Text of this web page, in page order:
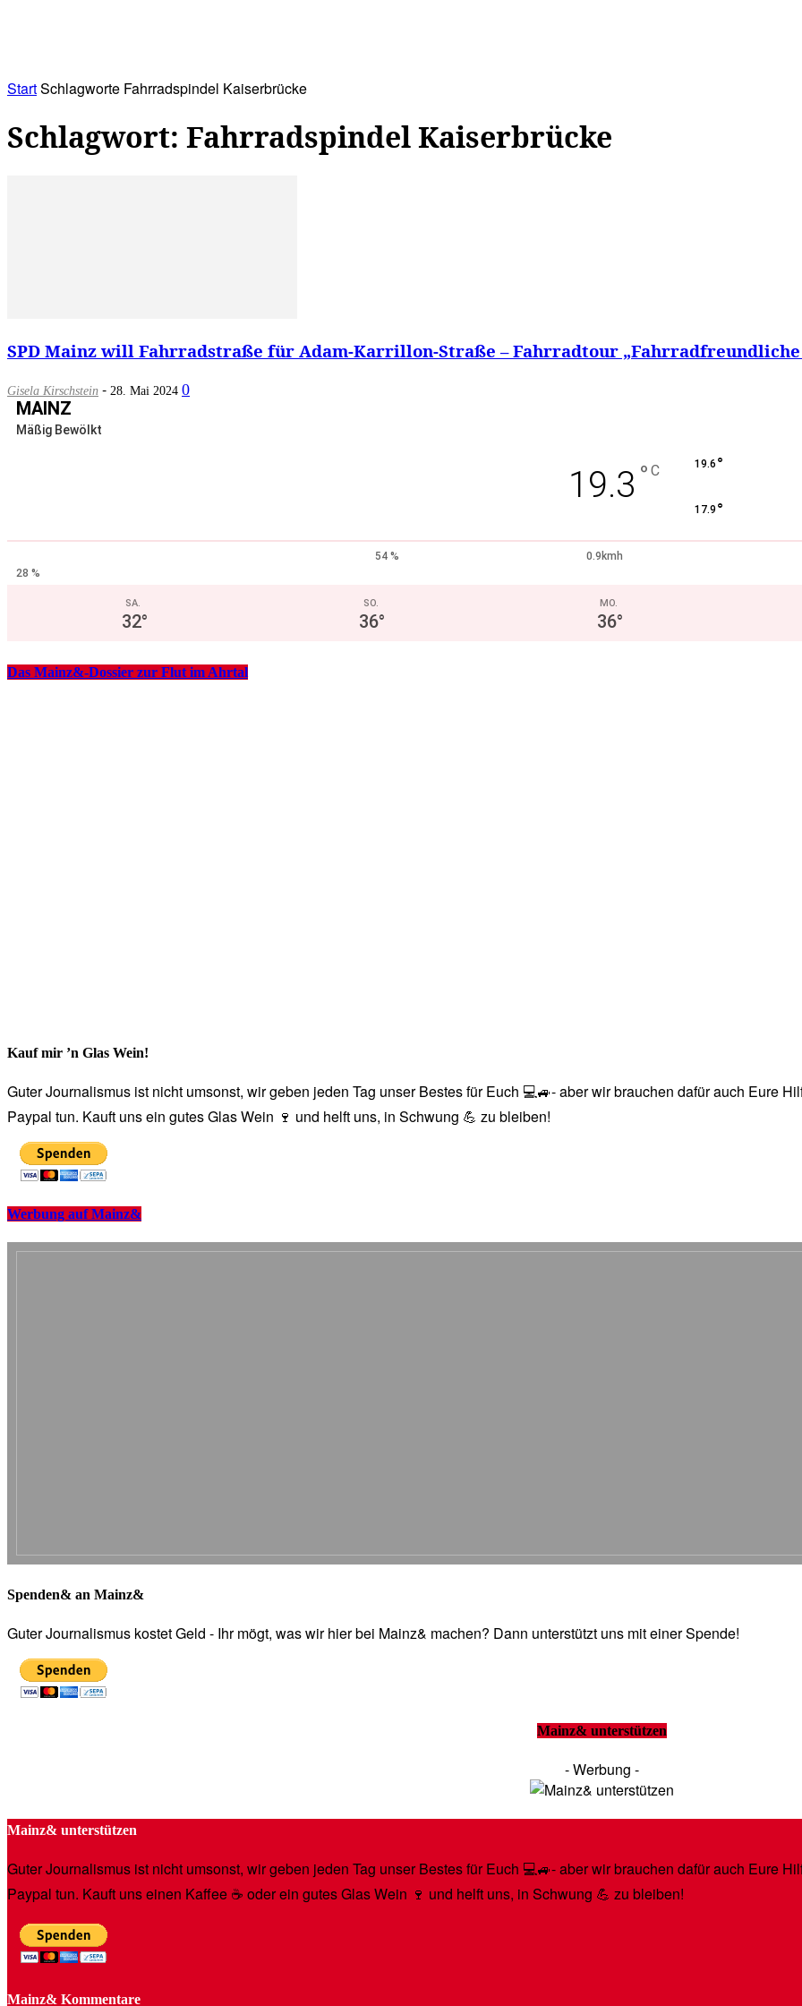
StartSchlagworte Fahrradspindel Kaiserbrücke
Schlagwort: Fahrradspindel Kaiserbrücke
SPD Mainz will Fahrradstraße für Adam-Karrillon-Straße – Fahrradtour „Fahrradfreundliche
Gisela Kirschstein - 28. Mai 2024 0
MAINZ
Mäßig Bewölkt
19.3 ° C 19.6 °
17.9 °
54 %
0.9kmh
28 %
SA.
32°
SO.
36°
MO.
36°
Das Mainz&-Dossier zur Flut im Ahrtal
Kauf mir ’n Glas Wein!
Guter Journalismus ist nicht umsonst, wir geben jeden Tag unser Bestes für Euch 💻🚙- aber wir brauchen dafür auch Eure
Paypal tun. Kauft uns ein gutes Glas Wein 🍷 und helft uns, in Schwung 💪 zu bleiben!
Werbung auf Mainz&
Spenden& an Mainz&
Guter Journalismus kostet Geld - Ihr mögt, was wir hier bei Mainz& machen? Dann unterstützt uns mit einer Spende!
Mainz& unterstützen
- Werbung -
Mainz& unterstützen
Guter Journalismus ist nicht umsonst, wir geben jeden Tag unser Bestes für Euch 💻🚙- aber wir brauchen dafür auch Eure
Paypal tun. Kauft uns einen Kaffee ☕️ oder ein gutes Glas Wein 🍷 und helft uns, in Schwung 💪 zu bleiben!
Mainz& Kommentare